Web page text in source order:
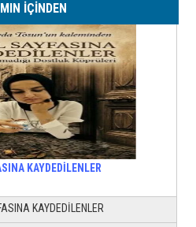
İÇİNDEN
KAYDEDİLENLER
KAYDEDİLENLER